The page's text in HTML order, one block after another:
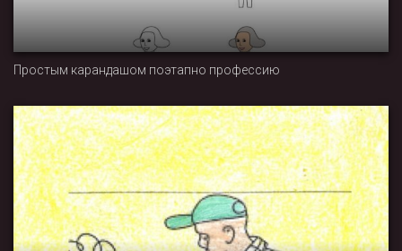
Простым карандашом поэтапно профессию